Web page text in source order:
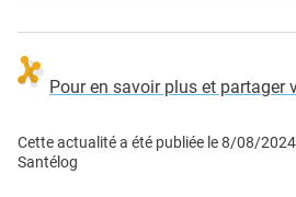
Pour en savoir plus et partager
Cette actualité a été publiée le8/08/2024
Santélog